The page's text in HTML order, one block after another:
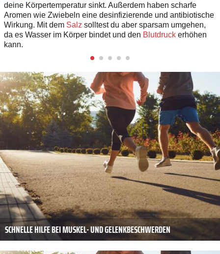
deine Körpertemperatur sinkt. Außerdem haben scharfe
Aromen wie Zwiebeln eine desinfizierende und antibiotische
Wirkung. Mit dem Salz solltest du aber sparsam umgehen,
da es Wasser im Körper bindet und den Blutdruck erhöhen
kann.
SCHNELLE HILFE BEI MUSKEL- UND GELENKBESCHWERDEN